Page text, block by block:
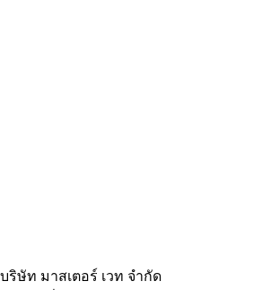
บริษัท มาสเตอร์ เวท จำกัด